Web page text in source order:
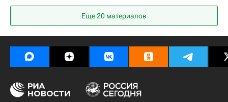
Динамо (Киев)
Заря (Луганск)
Еще 20 материалов